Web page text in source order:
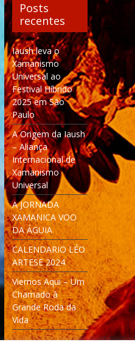
Posts
recentes
Iaush leva o
Xamanismo
Universal ao
Festival Híbrido
2025 em São
Paulo
A Origem da Iaush
– Aliança
Internacional de
Xamanismo
Universal
A JORNADA
XAMANICA VOO
DA ÁGUIA
CALENDARIO LÉO
ARTESE 2024
Viemos Aqui – Um
Chamado à
Grande Roda da
Vida